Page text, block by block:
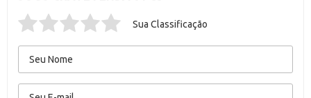
Sua Classificação